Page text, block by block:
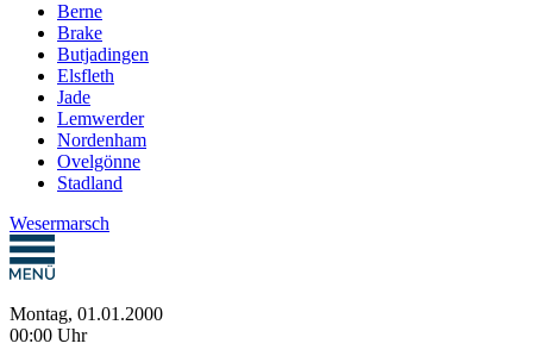
Berne
Brake
Butjadingen
Elsfleth
Jade
Lemwerder
Nordenham
Ovelgönne
Stadland
Wesermarsch
Montag, 01.01.2000
00:00 Uhr